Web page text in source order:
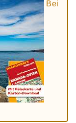
Bei